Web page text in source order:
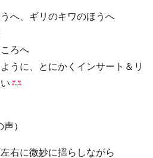
へ、ギリのキワのほうへ
ろへ
うに、とにかくインサート＆リ
声）
右に微妙に揺らしながら